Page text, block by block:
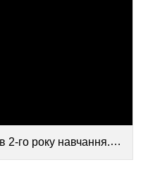
2-го року навчання.pdf